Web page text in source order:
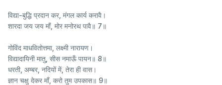
विद्या-बुद्धि प्रदान कर, मंगल कार्य करावै।
शारदा जय जय माँ, मोर मनोरथ पावै॥ 7॥
गोविंद माधवितोत्तमा, लक्ष्मी नारायण।
विद्यादायिनी मातु, सीस नमाऊँ पायन॥ 8॥
धरती, अम्बर, नदियों में, तेरा ही वास।
ज्ञान चक्षु देकर माँ, करो तुम उपकास॥ 9॥